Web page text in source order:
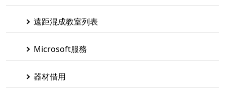
遠距混成教室列表
Microsoft服務
器材借用